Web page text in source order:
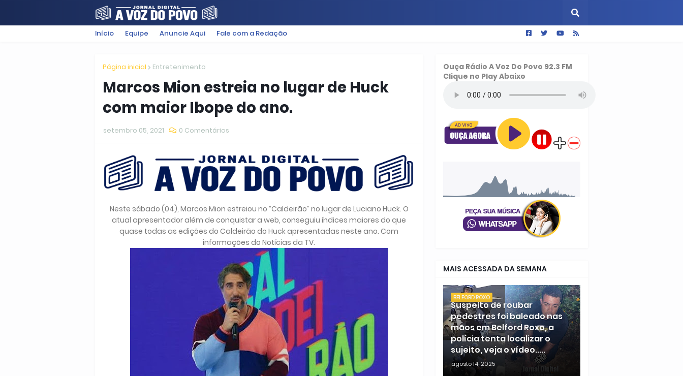
FILMES POLÍTICA SUGESTÕES BAIXADA
Início Equipe Anuncie Aqui Fale com a Redação
Página inicial Entretenimento
Marcos Mion estreia no lugar de Huck
com maior Ibope do ano.
setembro 05, 2021 0 Comentários
Neste sábado (04), Marcos Mion estreiou no “Caldeirão” no lugar de Luciano Huck. O
atual apresentador além de conquistar a web, conseguiu índices maiores do que
quase todas as edições do Caldeirão do Huck apresentadas neste ano. Com
informações do Notícias da TV.
Ouça Rádio A Voz Do Povo 92.3 FM
Clique no Play Abaixo
MAIS ACESSADA DA SEMANA
BELFORD ROXO
Suspeito de roubar
pedestres foi baleado nas
mãos em Belford Roxo, a
polícia tenta localizar o
sujeito, veja o vídeo.....
agosto 14, 2025